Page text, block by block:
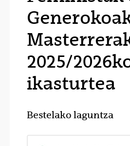
2025/
ikasturtea
Bestelako laguntza